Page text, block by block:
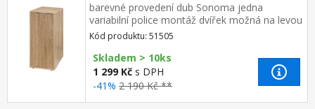
barevné provedení dub Sonoma jedna
variabilní police montáž dvířek možná na levou
i pravou stranu
Kód produktu: 51505
Skladem > 10ks
1 299 Kč s DPH
-41% 2 190 Kč **